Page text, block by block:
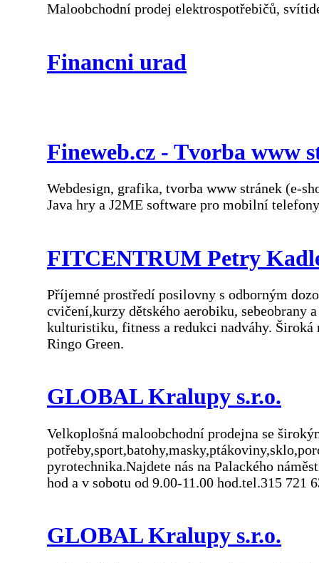
Maloobchodní prodej elektrospotřebičů,
Financni urad
Fineweb.cz - Tvorba www
Webdesign, grafika, tvorba www stránek (e-
Java hry a J2ME software pro mobilní
FITCENTRUM Petry
Příjemné prostředí posilovny s odborným
cvičení,kurzy dětského aerobiku, sebeobrany
kulturistiku, fitness a redukci nadváhy.
Ringo Green.
GLOBAL Kralupy s.r.o.
Velkoplošná maloobchodní prodejna se
pyrotechnika.Najdete nás na Palackého
hod a v sobotu od 9.00-11.00 hod.tel.315 721
GLOBAL Kralupy s.r.o.